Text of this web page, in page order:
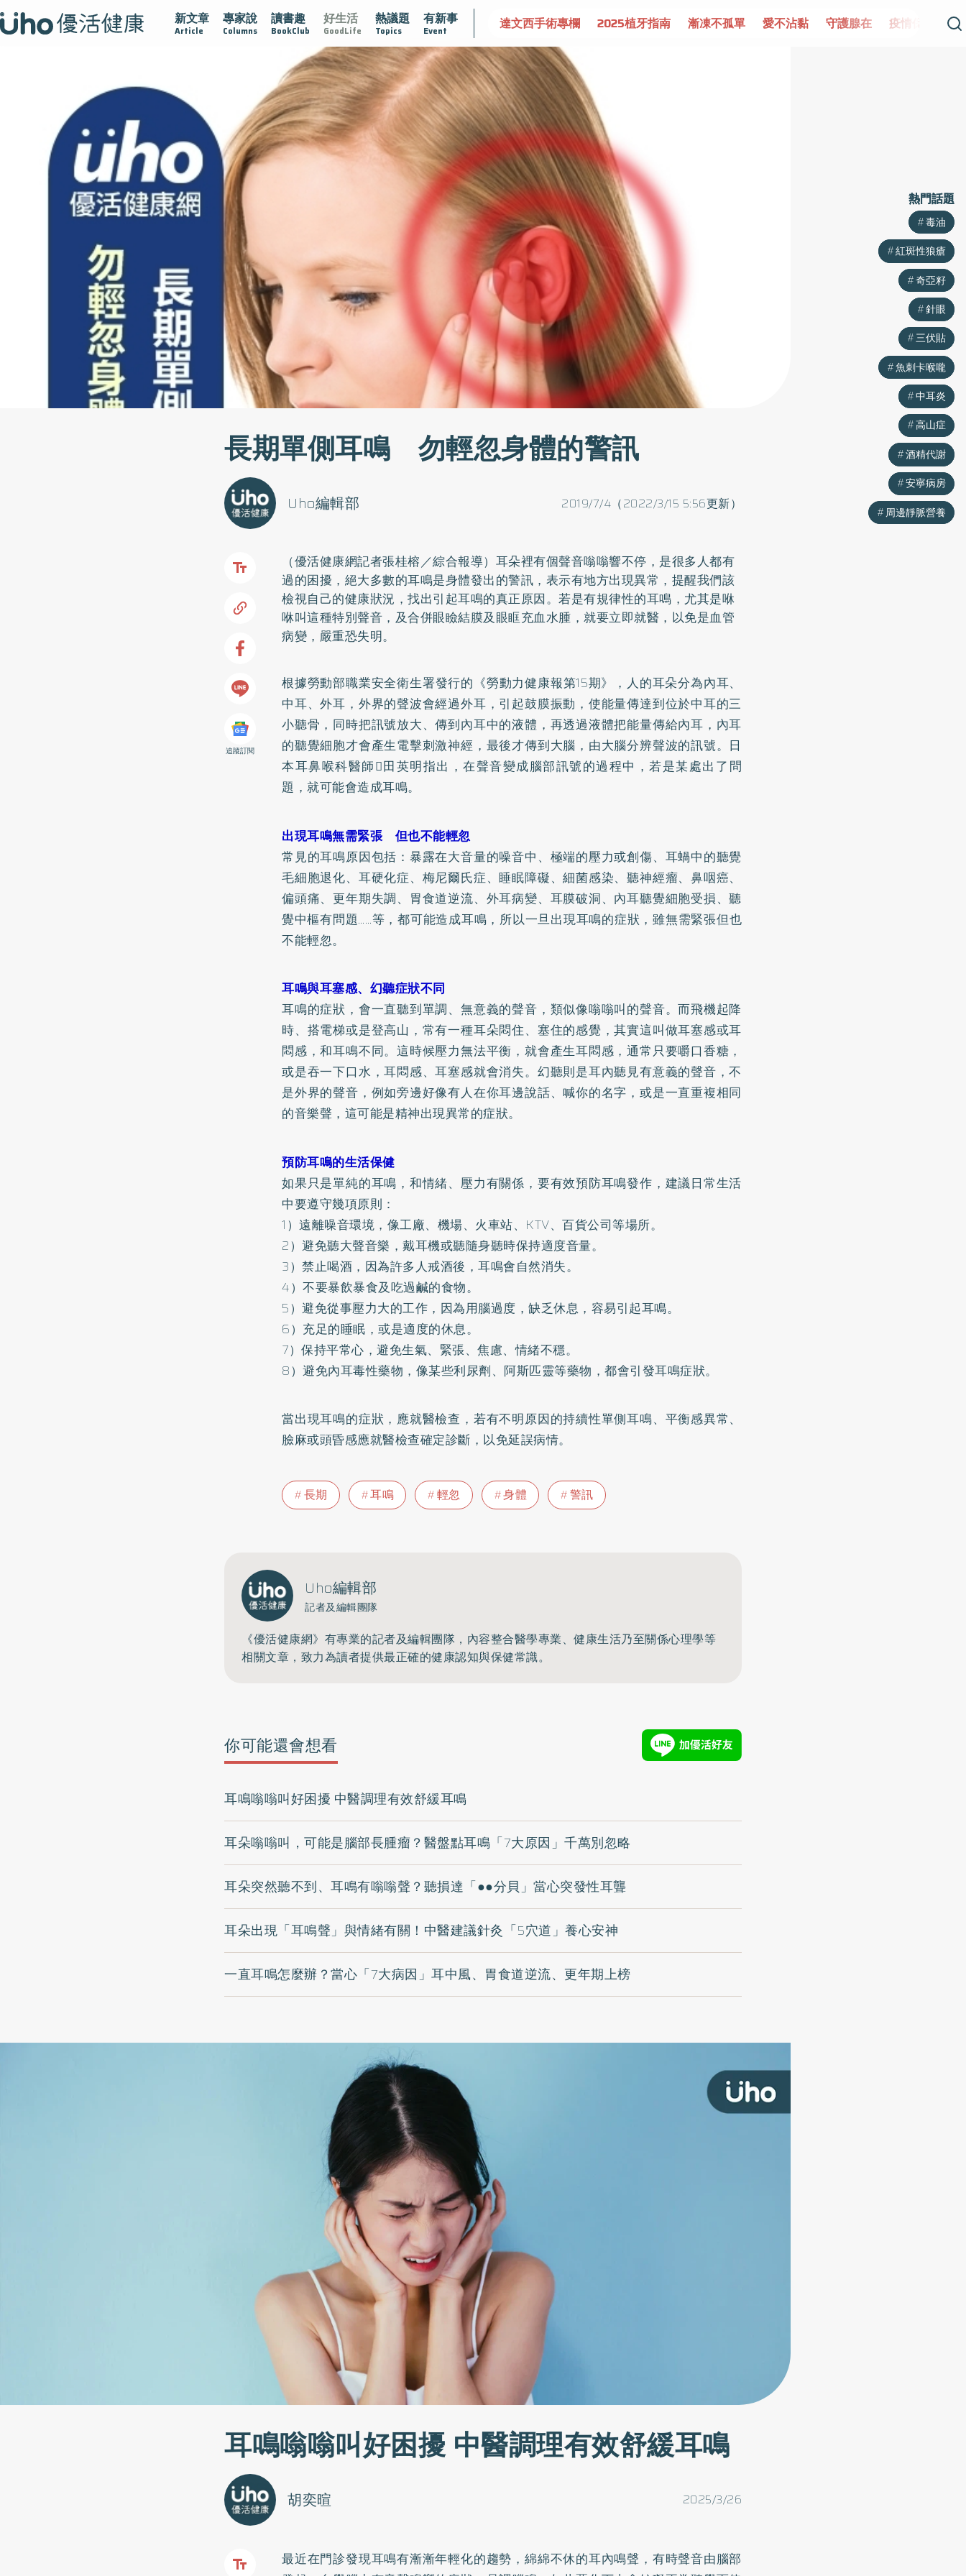
新文章
Article
專家說
Columns
讀書趣
BookClub
好生活
GoodLife
熱議題
Topics
有新事
Event
在 疫情保衛戰 再生醫學 愛的未來視 認識攝護腺肥大 守護骨骼健康 達文西手術專欄 2025植牙指南 漸凍不孤單 愛不沾黏 守護腺在 疫情保衛戰 再生醫學
長期單側耳鳴 勿輕忽身體的警訊
2019/7/4（2022/3/15 5:56更新）
Uho編輯部
追蹤訂閱
（優活健康網記者張桂榕／綜合報導）耳朵裡有個聲音嗡嗡響不停，是很多人都有
過的困擾，絕大多數的耳鳴是身體發出的警訊，表示有地方出現異常，提醒我們該
檢視自己的健康狀況，找出引起耳鳴的真正原因。若是有規律性的耳鳴，尤其是咻
咻叫這種特別聲音，及合併眼瞼結膜及眼眶充血水腫，就要立即就醫，以免是血管
病變，嚴重恐失明。
根據勞動部職業安全衛生署發行的《勞動力健康報第15期》，人的耳朵分為內耳、
中耳、外耳，外界的聲波會經過外耳，引起鼓膜振動，使能量傳達到位於中耳的三
小聽骨，同時把訊號放大、傳到內耳中的液體，再透過液體把能量傳給內耳，內耳
的聽覺細胞才會產生電擊刺激神經，最後才傳到大腦，由大腦分辨聲波的訊號。日
本耳鼻喉科醫師田英明指出，在聲音變成腦部訊號的過程中，若是某處出了問
題，就可能會造成耳鳴。
出現耳鳴無需緊張 但也不能輕忽
常見的耳鳴原因包括：暴露在大音量的噪音中、極端的壓力或創傷、耳蝸中的聽覺
毛細胞退化、耳硬化症、梅尼爾氏症、睡眠障礙、細菌感染、聽神經瘤、鼻咽癌、
偏頭痛、更年期失調、胃食道逆流、外耳病變、耳膜破洞、內耳聽覺細胞受損、聽
覺中樞有問題……等，都可能造成耳鳴，所以一旦出現耳鳴的症狀，雖無需緊張但也
不能輕忽。
耳鳴與耳塞感、幻聽症狀不同
耳鳴的症狀，會一直聽到單調、無意義的聲音，類似像嗡嗡叫的聲音。而飛機起降
時、搭電梯或是登高山，常有一種耳朵悶住、塞住的感覺，其實這叫做耳塞感或耳
悶感，和耳鳴不同。這時候壓力無法平衡，就會產生耳悶感，通常只要嚼口香糖，
或是吞一下口水，耳悶感、耳塞感就會消失。幻聽則是耳內聽見有意義的聲音，不
是外界的聲音，例如旁邊好像有人在你耳邊說話、喊你的名字，或是一直重複相同
的音樂聲，這可能是精神出現異常的症狀。
預防耳鳴的生活保健
如果只是單純的耳鳴，和情緒、壓力有關係，要有效預防耳鳴發作，建議日常生活
中要遵守幾項原則：
1）遠離噪音環境，像工廠、機場、火車站、KTV、百貨公司等場所。
2）避免聽大聲音樂，戴耳機或聽隨身聽時保持適度音量。
3）禁止喝酒，因為許多人戒酒後，耳鳴會自然消失。
4）不要暴飲暴食及吃過鹹的食物。
5）避免從事壓力大的工作，因為用腦過度，缺乏休息，容易引起耳鳴。
6）充足的睡眠，或是適度的休息。
7）保持平常心，避免生氣、緊張、焦慮、情緒不穩。
8）避免內耳毒性藥物，像某些利尿劑、阿斯匹靈等藥物，都會引發耳鳴症狀。
當出現耳鳴的症狀，應就醫檢查，若有不明原因的持續性單側耳鳴、平衡感異常、
臉麻或頭昏感應就醫檢查確定診斷，以免延誤病情。
長期 耳鳴 輕忽 身體 警訊
Uho編輯部
記者及編輯團隊
《優活健康網》有專業的記者及編輯團隊，內容整合醫學專業、健康生活乃至關係心理學等
相關文章，致力為讀者提供最正確的健康認知與保健常識。
你可能還會想看
耳鳴嗡嗡叫好困擾 中醫調理有效舒緩耳鳴
耳朵嗡嗡叫，可能是腦部長腫瘤？醫盤點耳鳴「7大原因」千萬別忽略
耳朵突然聽不到、耳鳴有嗡嗡聲？聽損達「●●分貝」當心突發性耳聾
耳朵出現「耳鳴聲」與情緒有關！中醫建議針灸「5穴道」養心安神
一直耳鳴怎麼辦？當心「7大病因」耳中風、胃食道逆流、更年期上榜
熱門話題
毒油
紅斑性狼瘡
奇亞籽
針眼
三伏貼
魚刺卡喉嚨
中耳炎
高山症
酒精代謝
安寧病房
周邊靜脈營養
耳鳴嗡嗡叫好困擾 中醫調理有效舒緩耳鳴
2025/3/26
胡奕暄
最近在門診發現耳鳴有漸漸年輕化的趨勢，綿綿不休的耳內鳴聲，有時聲音由腦部
熱門話題
毒油
紅斑性狼瘡
奇亞籽
針眼
三伏貼
魚刺卡喉嚨
中耳炎
高山症
酒精代謝
安寧病房
周邊靜脈營養